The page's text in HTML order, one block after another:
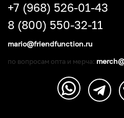
+7 (968) 526-01-43
8 (800) 550-32-11
mario@friendfunction.ru
по вопросам опта и мерча: